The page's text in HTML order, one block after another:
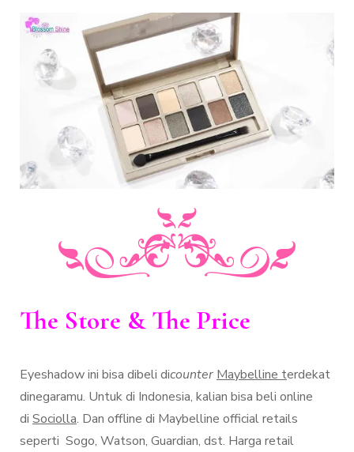
The Store & The Price
Eyeshadow ini bisa dibeli dicounter Maybelline terdekat
dinegaramu. Untuk di Indonesia, kalian bisa beli online
di Sociolla. Dan offline di Maybelline official retails
seperti Sogo, Watson, Guardian, dst. Harga retail